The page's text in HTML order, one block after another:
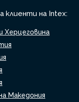
клиенти на Intex:
Херцеговина
Македония